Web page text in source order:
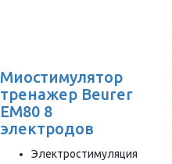
Миостимулятор
тренажер Beurer
EM80 8
электродов
Электростимуляция